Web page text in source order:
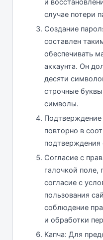
и
случае потери
Создание
составлен
обеспечивать
аккаунта. Он
десяти
строчные
символы.
Подтверждение
повторно в
подтверждения
Согласие с
галочкой
согласие с
пользования
соблюдение
и обработки
Капча: Для